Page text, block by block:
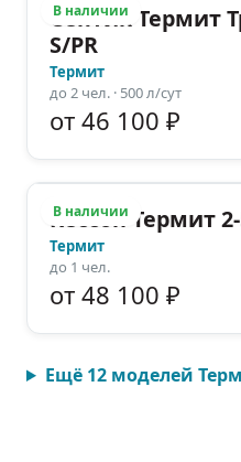
В наличии
Септик Термит
S/PR
Термит
до 2 чел. · 500 л/сут
от 46 100 ₽
В наличии
Кессон Термит
Термит
до 1 чел.
от 48 100 ₽
Ещё 12 моделей